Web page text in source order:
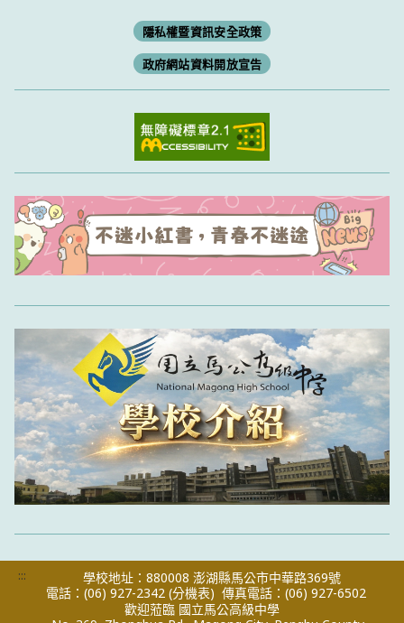
隱私權暨資訊安全政策
政府網站資料開放宣告
:::
學校地址：880008 澎湖縣馬公市中華路369號
電話：(06) 927-2342 (分機表) 傳真電話：(06) 927-6502
歡迎蒞臨 國立馬公高級中學